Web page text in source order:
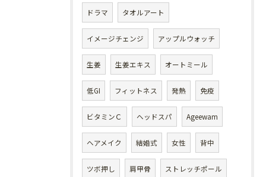
ドラマ タオルアート
イメージチェンジ アップルウォッチ
生姜 生姜エキス オートミール
低GI フィットネス 発熱 免疫
ビタミンＣ ヘッドスパ Ageewam
ヘアメイク 結婚式 女性 背中
ツボ押し 肩甲骨 ストレッチポール